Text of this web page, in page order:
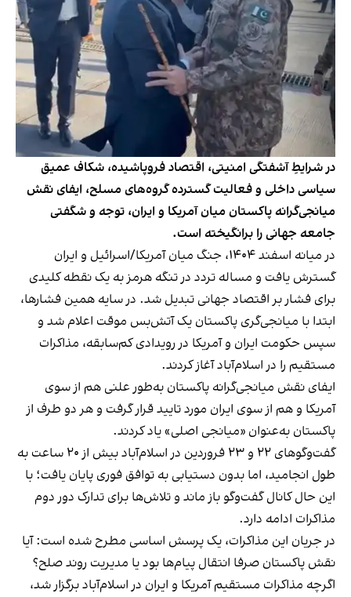
در شرایطِ آشفتگی امنیتی، اقتصاد فروپاشیده، شکاف عمیق
سیاسی داخلی و فعالیت گسترده گروه‌های مسلح، ایفای نقش
میانجی‌گرانه پاکستان میان آمریکا و ایران، توجه و شگفتی
جامعه جهانی را برانگیخته است.
در میانه اسفند ۱۴۰۴، جنگ میان آمریکا/اسرائیل و ایران
گسترش یافت و مساله تردد در تنگه هرمز به یک نقطه کلیدی
برای فشار بر اقتصاد جهانی تبدیل شد. در سایه همین فشارها،
ابتدا با میانجی‌گری پاکستان یک آتش‌بس موقت اعلام شد و
سپس حکومت ایران و آمریکا در رویدادی کم‌سابقه، مذاکرات
مستقیم را در اسلام‌آباد آغاز کردند.
ایفای نقش میانجی‌گرانه پاکستان به‌طور علنی هم از سوی
آمریکا و هم از سوی ایران مورد تایید قرار گرفت و هر دو طرف از
پاکستان به‌عنوان «میانجی اصلی» یاد کردند.
گفت‌وگوهای ۲۲ و ۲۳ فروردین در اسلام‌آباد بیش از ۲۰ ساعت به
طول انجامید، اما بدون دستیابی به توافق فوری پایان یافت؛ با
این حال کانال گفت‌وگو باز ماند و تلاش‌ها برای تدارک دور دوم
مذاکرات ادامه دارد.
در جریان این مذاکرات، یک پرسش اساسی مطرح شده است: آیا
نقش پاکستان صرفا انتقال پیام‌ها بود یا مدیریت روند صلح؟
اگرچه مذاکرات مستقیم آمریکا و ایران در اسلام‌آباد برگزار شد،